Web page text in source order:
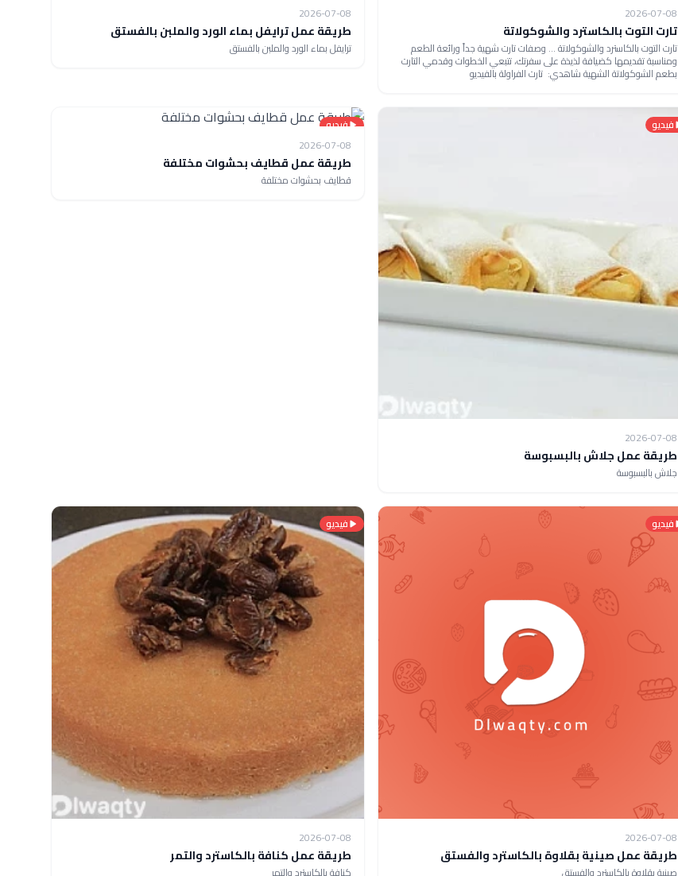
2026-07-08
تارت التوت بالكاسترد والشوكولاتة
تارت التوت بالكاسترد والشوكولاتة ... وصفات تارت شهية جداً ورائعة الطعم
ومناسبة تقديمها كضيافة لذيذة على سفرتك، تتبعي الخطوات وقدمي التارت
بطعم الشوكولاتة الشهية شاهدي: تارت الفراولة بالفيديو
2026-07-08
طريقة عمل ترايفل بماء الورد والملبن بالفستق
ترايفل بماء الورد والملبن بالفستق
فيديو
2026-07-08
طريقة عمل جلاش بالبسبوسة
جلاش بالبسبوسة
فيديو
2026-07-08
طريقة عمل قطايف بحشوات مختلفة
قطايف بحشوات مختلفة
فيديو
2026-07-08
طريقة عمل صينية بقلاوة بالكاسترد والفستق
فيديو
2026-07-08
طريقة عمل كنافة بالكاسترد والتمر